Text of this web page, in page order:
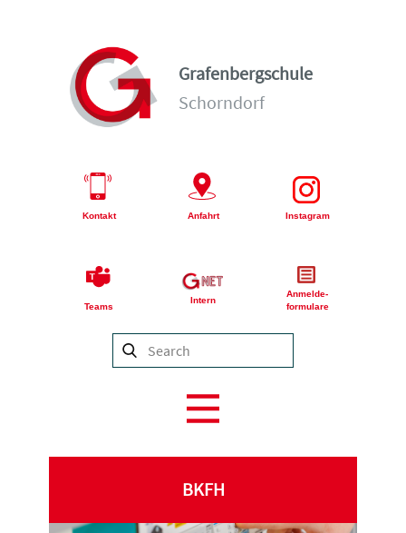
Grafenbergschule
Schorndorf
Kontakt Anfahrt Instagram
Teams
Intern
Anmelde-
formulare
BKFH